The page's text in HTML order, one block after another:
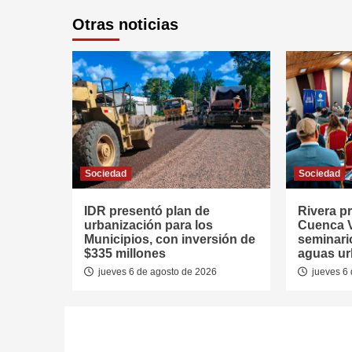
Otras noticias
Sociedad
IDR presentó plan de
urbanización para los
Municipios, con inversión de
$335 millones
jueves 6 de agosto de 2026
Sociedad
Rivera
Cuenca
aguas
jueves 6